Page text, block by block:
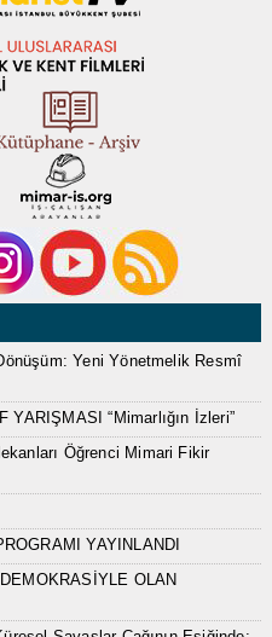
Yeni Yönetmelik Resmî
“Mimarlığın İzleri”
Öğrenci Mimari Fikir
YAYINLANDI
OLAN